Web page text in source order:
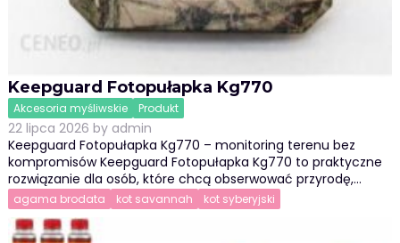
Keepguard Fotopułapka Kg770
Akcesoria myśliwskie Produkt
22 lipca 2026 by admin
Keepguard Fotopułapka Kg770 – monitoring terenu bez
kompromisów Keepguard Fotopułapka Kg770 to praktyczne
rozwiązanie dla osób, które chcą obserwować przyrodę,…
agama brodata kot savannah kot syberyjski